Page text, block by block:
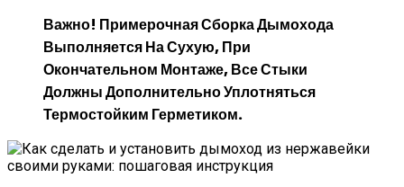
Важно! Примерочная Сборка Дымохода
Выполняется На Сухую, При
Окончательном Монтаже, Все Стыки
Должны Дополнительно Уплотняться
Термостойким Герметиком.